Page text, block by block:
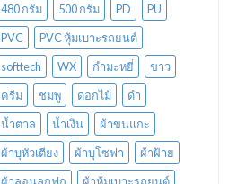
480 กรัม
500 กรัม PD
PU
PVC
PVC หุ้มเบาะรถยนต์
softtech
WX กำมะหยี่
ขาว
ครีม
ชมพู ดอกไม้
ดำ
น้ำตาล
น้ำเงิน
ผ้าขนแกะ
ผ้าบุหัวเตียง
ผ้าบุโซฟา
ผ้าฝ้าย